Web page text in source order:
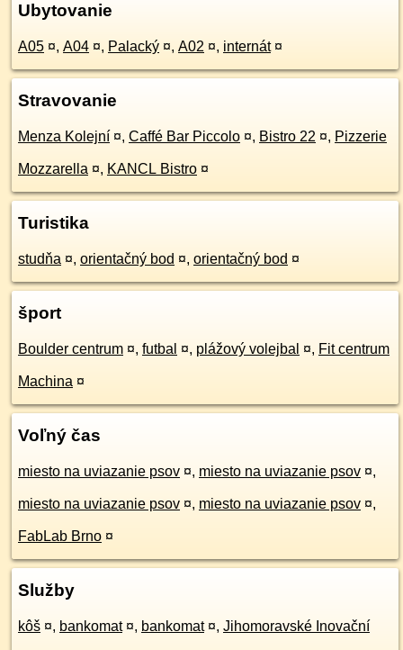
Ubytovanie
A05 ¤, A04 ¤, Palacký ¤, A02 ¤, internát ¤
Stravovanie
Menza Kolejní ¤, Caffé Bar Piccolo ¤, Bistro 22 ¤, Pizzerie
Mozzarella ¤, KANCL Bistro ¤
Turistika
studňa ¤, orientačný bod ¤, orientačný bod ¤
šport
Boulder centrum ¤, futbal ¤, plážový volejbal ¤, Fit centrum
Machina ¤
Voľný čas
miesto na uviazanie psov ¤, miesto na uviazanie psov ¤,
miesto na uviazanie psov ¤, miesto na uviazanie psov ¤,
FabLab Brno ¤
Služby
kôš ¤, bankomat ¤, bankomat ¤, Jihomoravské Inovační